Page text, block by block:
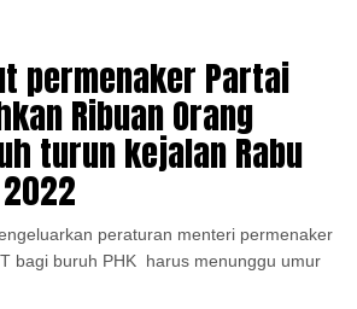
permenaker Partai
Ribuan Orang
turun kejalan Rabu
peraturan menteri permenaker
bagi buruh PHK harus menunggu umur